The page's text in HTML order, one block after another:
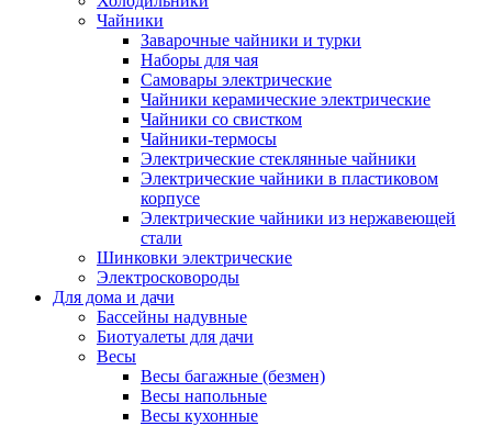
Чайники
Заварочные чайники и турки
Наборы для чая
Самовары электрические
Чайники керамические электрические
Чайники со свистком
Чайники-термосы
Электрические стеклянные чайники
Электрические чайники в пластиковом
корпусе
Электрические чайники из нержавеющей
стали
Шинковки электрические
Электросковороды
Для дома и дачи
Бассейны надувные
Биотуалеты для дачи
Весы
Весы багажные (безмен)
Весы напольные
Весы кухонные